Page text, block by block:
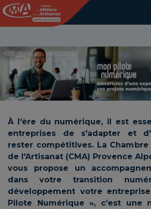
À l'ère du numérique, il est
entreprises de s'adapter et
rester compétitives. La
de l'Artisanat (CMA) Provence
vous propose un
dans votre transition
développement votre
Pilote Numérique », c’est une
Panneau de gestion des cookies